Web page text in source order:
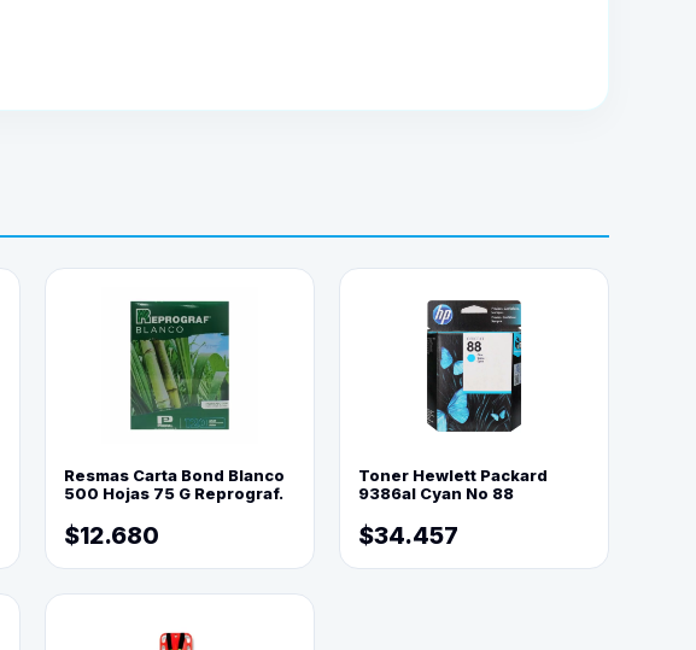
Resmas Carta Bond Blanco
500 Hojas 75 G Reprograf.
$12.680
Toner Hewlett Packard
9386al Cyan No 88
$34.457